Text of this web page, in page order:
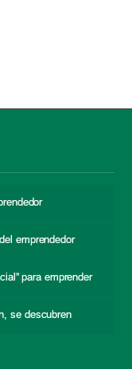
emprendedor
para emprender
se descubren